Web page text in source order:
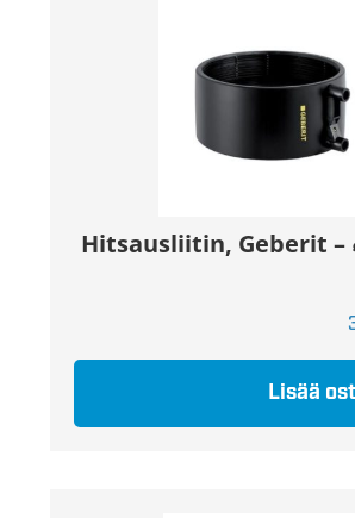
Hitsausliitin, Geberit –
Lisää